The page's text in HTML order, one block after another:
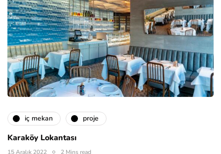
i̇ç mekan proje
Karaköy Lokantası
15 Aralık 2022 2 Mins read